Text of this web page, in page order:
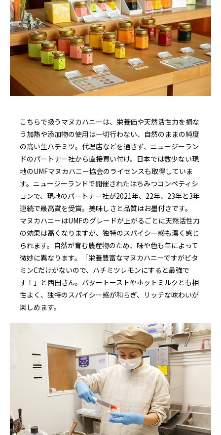
こちらで扱うマヌカハニーは、栄養価や天然活性力を損な
う加熱や添加物の使用は一切行わない、自然のままの純度
の高い生ハチミツ。代理店などを通さず、ニュージーラン
ドのパートナー社から直接買い付け。日本では数少ない現
地のUMFマヌカハニー協会のライセンスも取得していま
す。ニュージーランドで開催されたはちみつコンペティシ
ョンで、現地のパートナー社が2021年、22年、23年と3年
連続で最高賞を受賞。美味しさと品質はお墨付きです。
マヌカハニーはUMFのグレードが上がるごとに天然活性力
の効果は高くなりますが、独特のスパイシー感も濃く感じ
られます。自然が育む農産物のため、味や色も年によって
微妙に異なります。「栄養豊富なマヌカハニーですがビタ
ミンCだけがないので、ハチミツレモンにすると最強で
す！」と西田さん。バタートーストやホットミルクとも相
性よく、独特のスパイシー感が和らぎ、リッチな味わいが
楽しめます。